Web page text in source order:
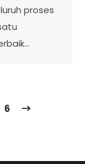
proses
6